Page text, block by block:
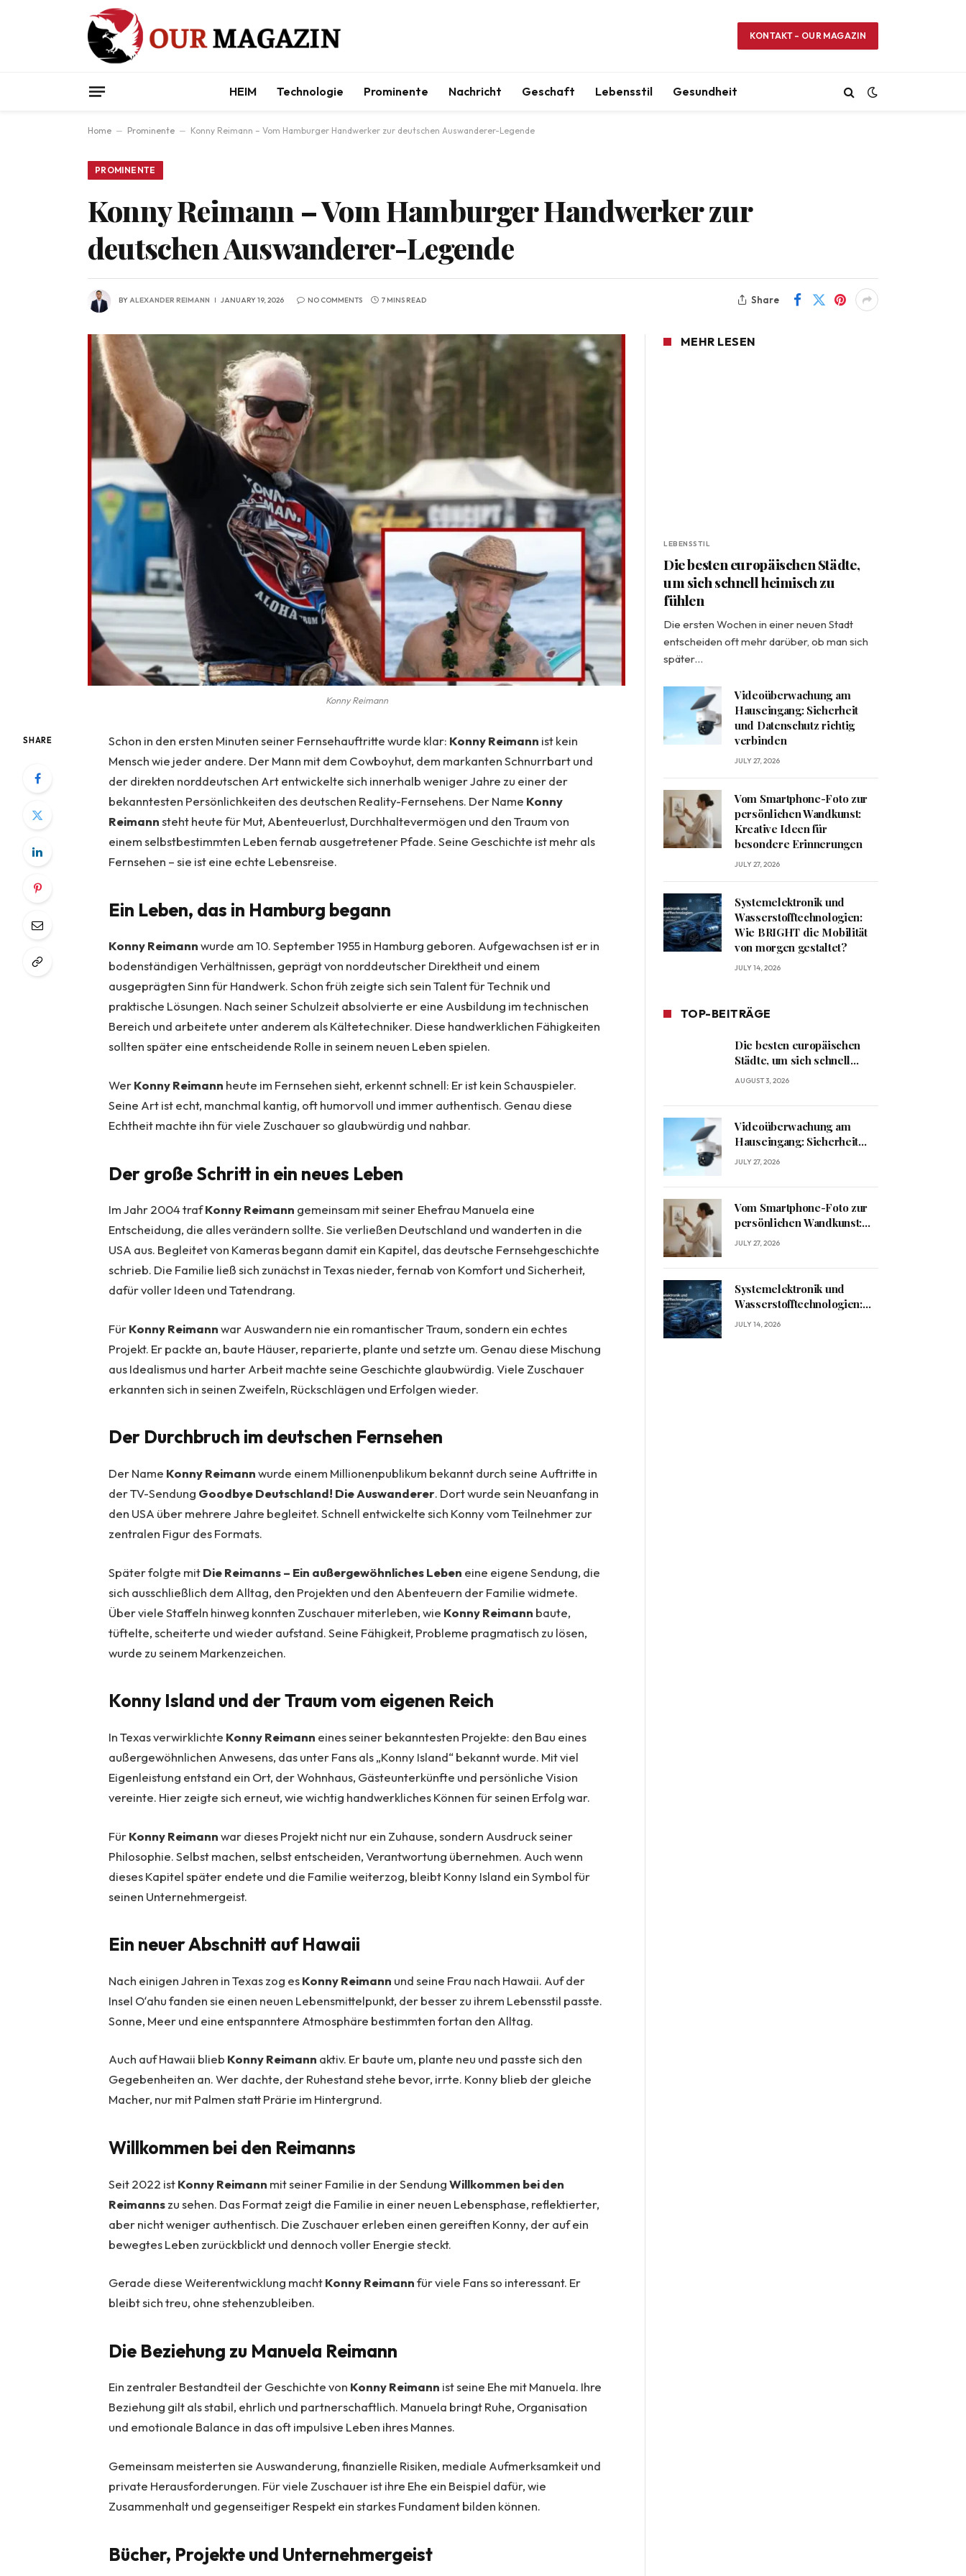
KONTAKT – OUR MAGAZIN
HEIM Technologie Prominente Nachricht Geschaft Lebensstil Gesundheit
Home – Prominente – Konny Reimann – Vom Hamburger Handwerker zur deutschen Auswanderer-Legende
PROMINENTE
Konny Reimann – Vom Hamburger Handwerker zur
deutschen Auswanderer-Legende
BYALEXANDER REIMANN JANUARY 19, 2026 NO COMMENTS 7 MINS READ Share
Konny Reimann
SHARE Schon in den ersten Minuten seiner Fernsehauftritte wurde klar: Konny Reimann ist kein
Mensch wie jeder andere. Der Mann mit dem Cowboyhut, dem markanten Schnurrbart und
der direkten norddeutschen Art entwickelte sich innerhalb weniger Jahre zu einer der
bekanntesten Persönlichkeiten des deutschen Reality-Fernsehens. Der Name Konny
Reimannsteht heute für Mut, Abenteuerlust, Durchhaltevermögen und den Traum von
einem selbstbestimmten Leben fernab ausgetretener Pfade. Seine Geschichte ist mehr als
Fernsehen – sie ist eine echte Lebensreise.
Ein Leben, das in Hamburg begann
Konny Reimannwurde am 10. September 1955 in Hamburg geboren. Aufgewachsen ist er in
bodenständigen Verhältnissen, geprägt von norddeutscher Direktheit und einem
ausgeprägten Sinn für Handwerk. Schon früh zeigte sich sein Talent für Technik und
praktische Lösungen. Nach seiner Schulzeit absolvierte er eine Ausbildung im technischen
Bereich und arbeitete unter anderem als Kältetechniker. Diese handwerklichen Fähigkeiten
sollten später eine entscheidende Rolle in seinem neuen Leben spielen.
WerKonny Reimann heute im Fernsehen sieht, erkennt schnell: Er ist kein Schauspieler.
Seine Art ist echt, manchmal kantig, oft humorvoll und immer authentisch. Genau diese
Echtheit machte ihn für viele Zuschauer so glaubwürdig und nahbar.
Der große Schritt in ein neues Leben
Im Jahr 2004 trafKonny Reimann gemeinsam mit seiner Ehefrau Manuela eine
Entscheidung, die alles verändern sollte. Sie verließen Deutschland und wanderten in die
USA aus. Begleitet von Kameras begann damit ein Kapitel, das deutsche Fernsehgeschichte
schrieb. Die Familie ließ sich zunächst in Texas nieder, fernab von Komfort und Sicherheit,
dafür voller Ideen und Tatendrang.
FürKonny Reimannwar Auswandern nie ein romantischer Traum, sondern ein echtes
Projekt. Er packte an, baute Häuser, reparierte, plante und setzte um. Genau diese Mischung
aus Idealismus und harter Arbeit machte seine Geschichte glaubwürdig. Viele Zuschauer
erkannten sich in seinen Zweifeln, Rückschlägen und Erfolgen wieder.
Der Durchbruch im deutschen Fernsehen
Der Name Konny Reimannwurde einem Millionenpublikum bekannt durch seine Auftritte in
der TV-Sendung Goodbye Deutschland! Die Auswanderer. Dort wurde sein Neuanfang in
den USA über mehrere Jahre begleitet. Schnell entwickelte sich Konny vom Teilnehmer zur
zentralen Figur des Formats.
Später folgte mitDie Reimanns – Ein außergewöhnliches Leben eine eigene Sendung, die
sich ausschließlich dem Alltag, den Projekten und den Abenteuern der Familie widmete.
Über viele Staffeln hinweg konnten Zuschauer miterleben, wie Konny Reimann baute,
tüftelte, scheiterte und wieder aufstand. Seine Fähigkeit, Probleme pragmatisch zu lösen,
wurde zu seinem Markenzeichen.
Konny Island und der Traum vom eigenen Reich
In Texas verwirklichte Konny Reimann eines seiner bekanntesten Projekte: den Bau eines
außergewöhnlichen Anwesens, das unter Fans als „Konny Island“ bekannt wurde. Mit viel
Eigenleistung entstand ein Ort, der Wohnhaus, Gästeunterkünfte und persönliche Vision
vereinte. Hier zeigte sich erneut, wie wichtig handwerkliches Können für seinen Erfolg war.
FürKonny Reimannwar dieses Projekt nicht nur ein Zuhause, sondern Ausdruck seiner
Philosophie. Selbst machen, selbst entscheiden, Verantwortung übernehmen. Auch wenn
dieses Kapitel später endete und die Familie weiterzog, bleibt Konny Island ein Symbol für
seinen Unternehmergeist.
Ein neuer Abschnitt auf Hawaii
Nach einigen Jahren in Texas zog esKonny Reimann und seine Frau nach Hawaii. Auf der
Insel Oʻahu fanden sie einen neuen Lebensmittelpunkt, der besser zu ihrem Lebensstil passte.
Sonne, Meer und eine entspanntere Atmosphäre bestimmten fortan den Alltag.
Auch auf Hawaii blieb Konny Reimann aktiv. Er baute um, plante neu und passte sich den
Gegebenheiten an. Wer dachte, der Ruhestand stehe bevor, irrte. Konny blieb der gleiche
Macher, nur mit Palmen statt Prärie im Hintergrund.
Willkommen bei den Reimanns
Seit 2022 istKonny Reimann mit seiner Familie in der SendungWillkommen bei den
Reimannszu sehen. Das Format zeigt die Familie in einer neuen Lebensphase, reflektierter,
aber nicht weniger authentisch. Die Zuschauer erleben einen gereiften Konny, der auf ein
bewegtes Leben zurückblickt und dennoch voller Energie steckt.
Gerade diese Weiterentwicklung machtKonny Reimannfür viele Fans so interessant. Er
bleibt sich treu, ohne stehenzubleiben.
Die Beziehung zu Manuela Reimann
Ein zentraler Bestandteil der Geschichte von Konny Reimann ist seine Ehe mit Manuela. Ihre
Beziehung gilt als stabil, ehrlich und partnerschaftlich. Manuela bringt Ruhe, Organisation
und emotionale Balance in das oft impulsive Leben ihres Mannes.
Gemeinsam meisterten sie Auswanderung, finanzielle Risiken, mediale Aufmerksamkeit und
private Herausforderungen. Für viele Zuschauer ist ihre Ehe ein Beispiel dafür, wie
Zusammenhalt und gegenseitiger Respekt ein starkes Fundament bilden können.
Bücher, Projekte und Unternehmergeist
MEHR LESEN
LEBENSSTIL
Die besten europäischen Städte,
um sich schnell heimisch zu
fühlen
Die ersten Wochen in einer neuen Stadt
entscheiden oft mehr darüber, ob man sich
später…
Videoüberwachung am
Hauseingang: Sicherheit
und Datenschutz richtig
verbinden
JULY 27, 2026
Vom Smartphone-Foto zur
persönlichen Wandkunst:
Kreative Ideen für
besondere Erinnerungen
JULY 27, 2026
Systemelektronik und
Wasserstofftechnologien:
Wie BRIGHT die Mobilität
von morgen gestaltet?
JULY 14, 2026
TOP-BEITRÄGE
Die besten europäischen
Städte, um sich schnell
heimisch zu fühlen
AUGUST 3, 2026
Videoüberwachung am
Hauseingang: Sicherheit
und Datenschutz richtig
JULY 27, 2026
Vom Smartphone-Foto zur
persönlichen Wandkunst:
Kreative Ideen für
JULY 27, 2026
Systemelektronik und
Wasserstofftechnologien:
Wie BRIGHT die Mobilität
JULY 14, 2026